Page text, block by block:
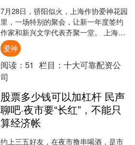
7月28日，骄阳似火，上海作协爱神花园
里，一场特别的聚会，让新一年度签约
作家和新兴文学代表齐聚一堂。 上海作
协签约作家制度自2002年推出以来，已
走过二十多个年....
爱神
阅读： 51 栏目： 十大可靠配资公
司
股票多少钱可以加杠杆 民声
聊吧·夜市要“长红”，不能只
算经济帐
约上三五好友，在夜市撸串喝酒，是市